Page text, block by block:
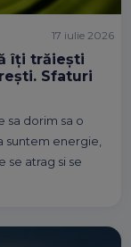
îți trăiești
Sfaturi
sa dorim sa o
suntem energie,
se atrag si se
17 iulie 2026